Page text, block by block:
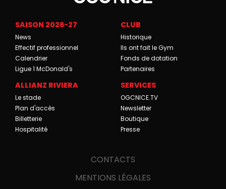
SAISON 2026-27
News
Effectif professionnel
Calendrier
Ligue 1 McDonald's
CLUB
Historique
Ils ont fait le Gym
Fonds de dotation
Partenaires
ALLIANZ RIVIERA
Le stade
Plan d'accès
Billetterie
Hospitalité
SERVICES
OGCNICE.TV
Newsletter
Boutique
Presse
CONTACTS
MENTIONS LÉGALES